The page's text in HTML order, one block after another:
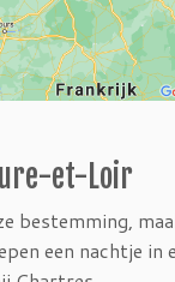
et-Loir
bestemming,
een nachtje in